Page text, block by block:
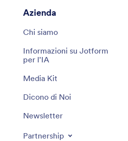
Azienda
Chi siamo
Informazioni su Jotform
per l'IA
Media Kit
Dicono di Noi
Newsletter
Partnership